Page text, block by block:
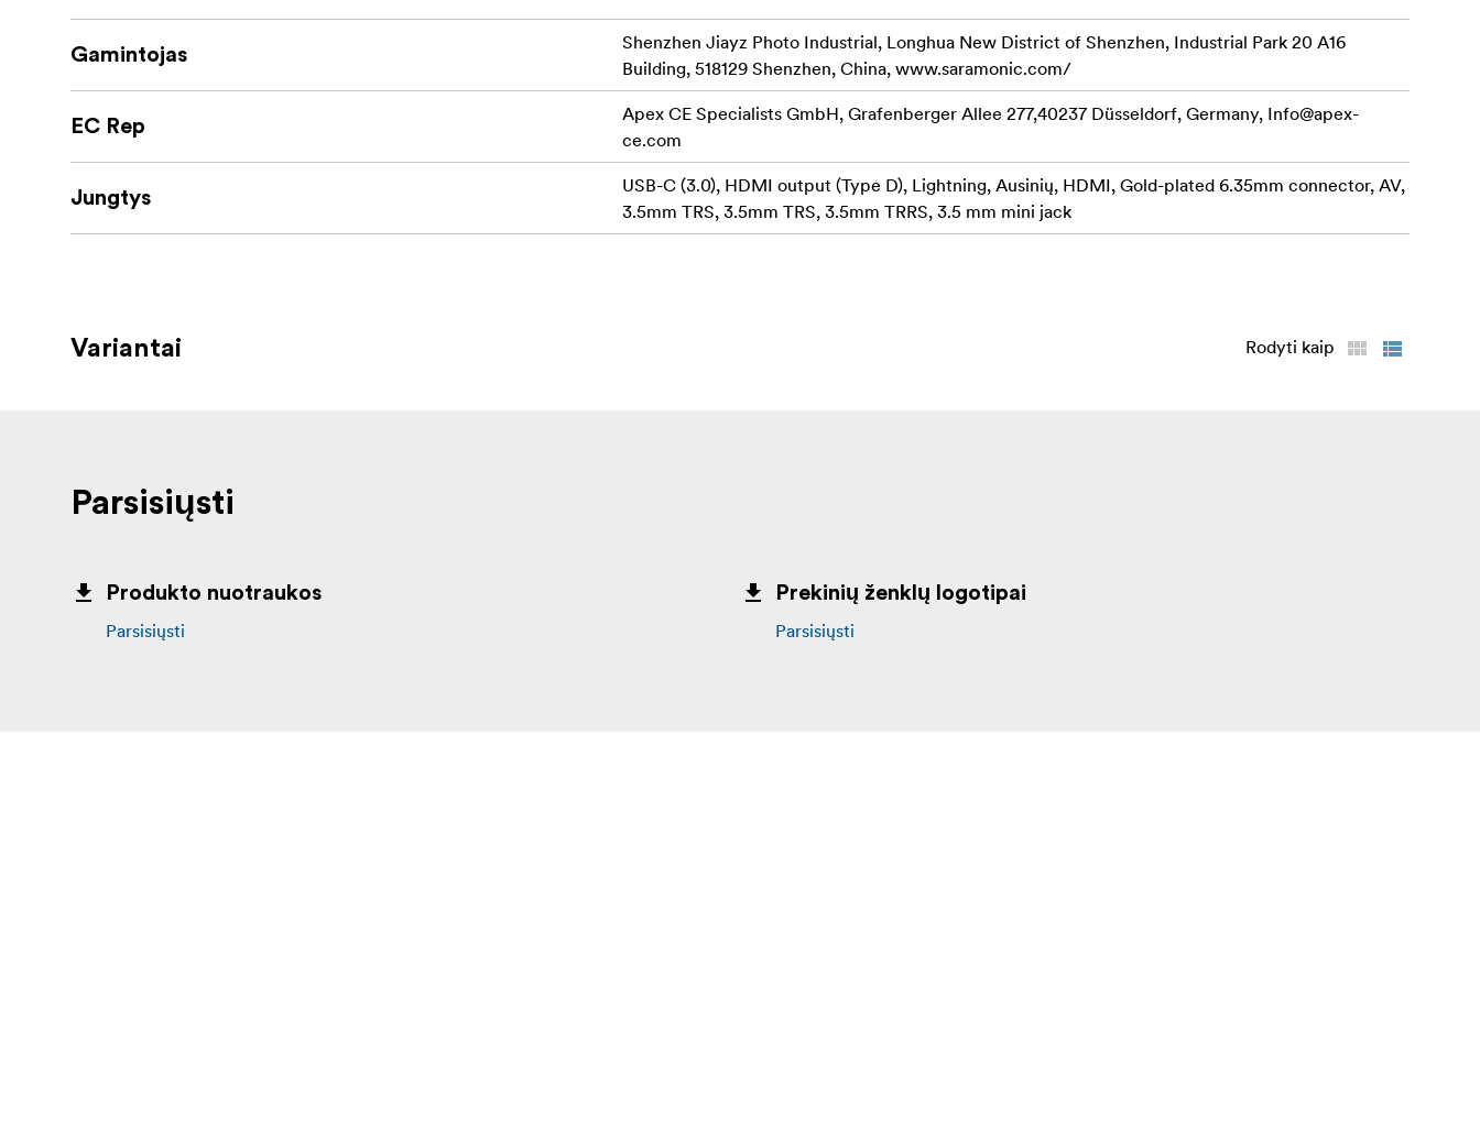
Gamintojas
Shenzhen Jiayz Photo Industrial, Longhua New District of Shenzhen, Industrial Park 20 A16
Building, 518129 Shenzhen, China, www.saramonic.com/
EC Rep
Apex CE Specialists GmbH, Grafenberger Allee 277,40237 Düsseldorf, Germany, Info@apex-
ce.com
Jungtys
USB-C (3.0), HDMI output (Type D), Lightning, Ausinių, HDMI, Gold-plated 6.35mm connector, AV,
3.5mm TRS, 3.5mm TRS, 3.5mm TRRS, 3.5 mm mini jack
Variantai Rodyti kaip
Parsisiųsti
Produkto nuotraukos
Parsisiųsti
Prekinių ženklų logotipai
Parsisiųsti